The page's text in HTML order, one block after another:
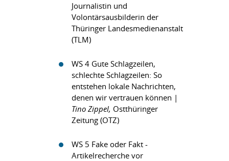
Journalistin und
Volontärsausbilderin der
Thüringer Landesmedienanstalt
(TLM)
WS 4 Gute Schlagzeilen,
schlechte Schlagzeilen: So
entstehen lokale Nachrichten,
denen wir vertrauen können |
Tino Zippel, Ostthüringer
Zeitung (OTZ)
WS 5 Fake oder Fakt -
Artikelrecherche vor